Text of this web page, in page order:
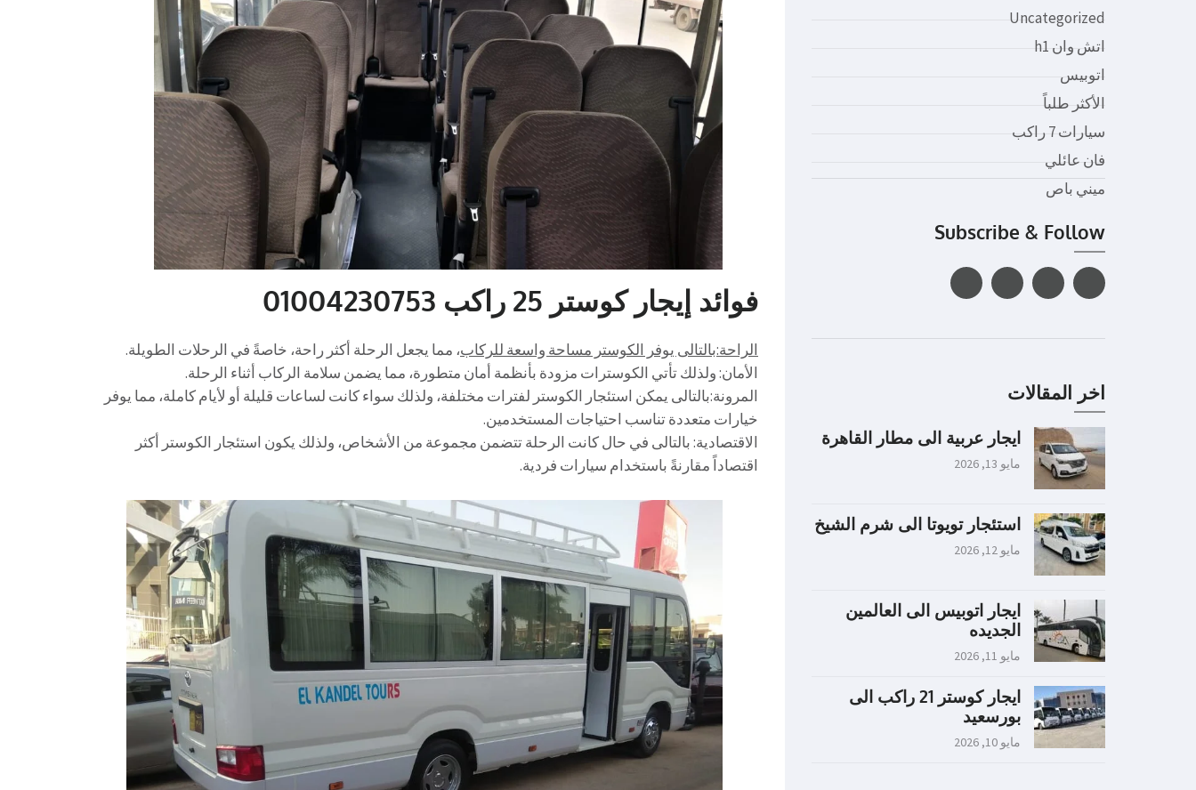
فوائد إيجار كوستر 25 راكب 01004230753
الراحة:بالتالى يوفر الكوستر مساحة واسعة للركاب، مما يجعل الرحلة أكثر راحة، خاصةً في الرحلات الطويلة.
الأمان: ولذلك تأتي الكوسترات مزودة بأنظمة أمان متطورة، مما يضمن سلامة الركاب أثناء الرحلة.
المرونة:بالتالى يمكن استئجار الكوستر لفترات مختلفة، ولذلك سواء كانت لساعات قليلة أو لأيام كاملة، مما يوفر
خيارات متعددة تناسب احتياجات المستخدمين.
الاقتصادية: بالتالى في حال كانت الرحلة تتضمن مجموعة من الأشخاص، ولذلك يكون استئجار الكوستر أكثر
اقتصاداً مقارنةً باستخدام سيارات فردية.
Uncategorized
اتش وان h1
اتوبيس
الأكثر طلباً
سيارات 7 راكب
فان عائلي
ميني باص
Subscribe & Follow
اخر المقالات
ايجار عربية الى مطار القاهرة
مايو 13, 2026
استئجار تويوتا الى شرم الشيخ
مايو 12, 2026
ايجار اتوبيس الى العالمين
الجديده
مايو 11, 2026
ايجار كوستر 21 راكب الى
بورسعيد
مايو 10, 2026